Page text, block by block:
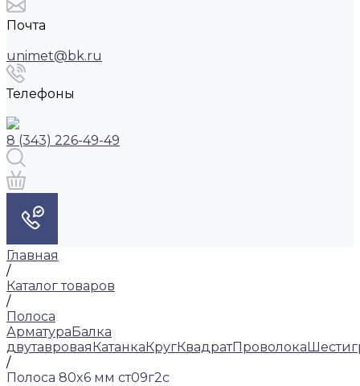
Почта
unimet@bk.ru
Телефоны
8 (343) 226-49-49
Главная
/
Каталог товаров
/
Полоса
АрматураБалка
двутавроваяКатанкаКругКвадратПроволока
/
Полоса 80x6 мм ст09г2с